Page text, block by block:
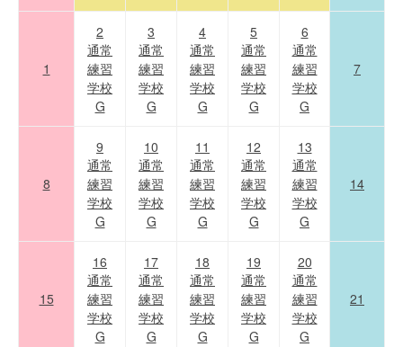
1
2
通常
練習
学校
G
3
通常
練習
学校
G
4
通常
練習
学校
G
5
通常
練習
学校
G
6
通常
練習
学校
G
7
8
9
通常
練習
学校
G
10
通常
練習
学校
G
11
通常
練習
学校
G
12
通常
練習
学校
G
13
通常
練習
学校
G
14
15
16
通常
練習
学校
G
17
通常
練習
学校
G
18
通常
練習
学校
G
19
通常
練習
学校
G
20
通常
練習
学校
G
21